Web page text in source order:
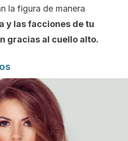
la figura de manera
y las facciones de tu
gracias al cuello alto.